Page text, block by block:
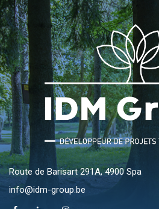
Route de Barisart 291A, 4900 Spa
info@idm-group.be